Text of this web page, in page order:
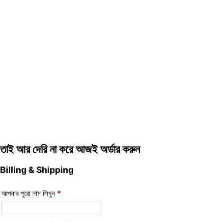
তাই আর দেরি না করে আজই অর্ডার করুন
Billing & Shipping
আপনার পুরো নাম লিখুন *